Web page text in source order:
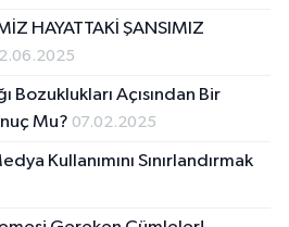
HAYATTAKİ ŞANSIMIZ
Bozuklukları Açısından Bir
Mu? 07.02.2025
Kullanımını Sınırlandırmak